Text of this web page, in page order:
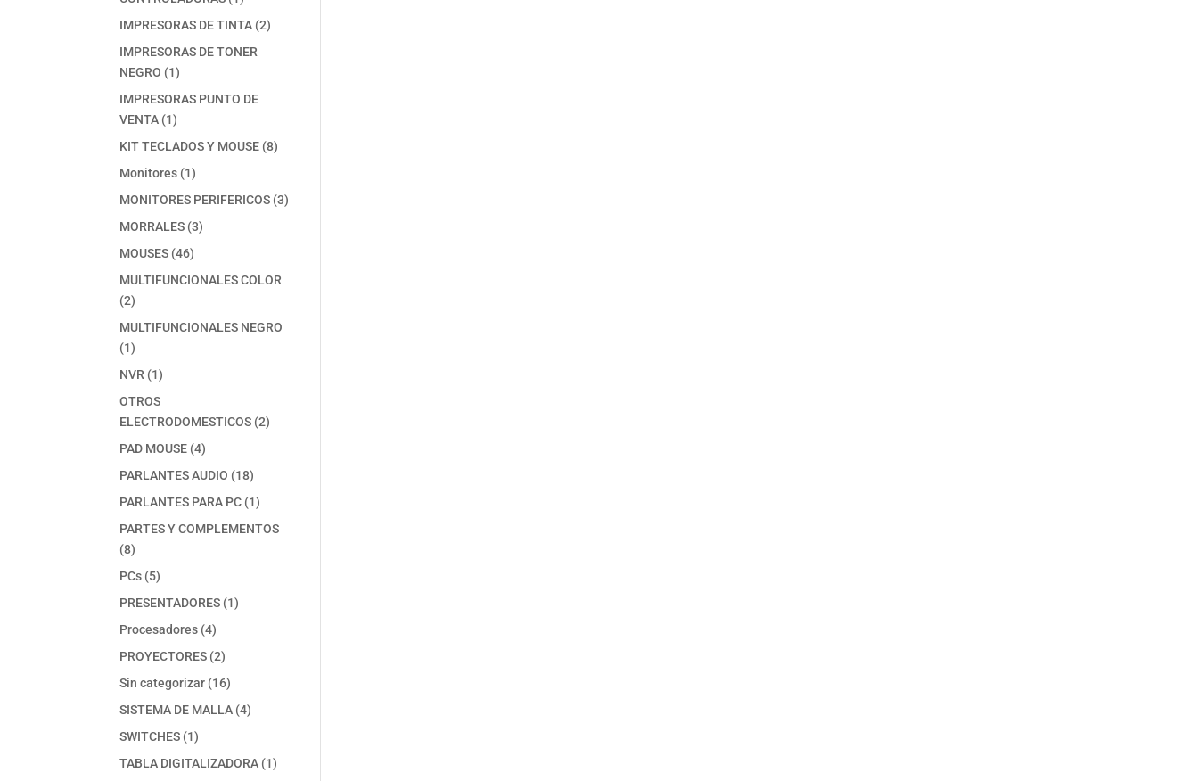
producto
IMPRESORAS DE TINTA 22
IMPRESORAS DE TONER
NEGRO
11
producto
IMPRESORAS PUNTO DE
VENTA 11
producto
KIT TECLADOS Y MOUSE 88
Monitores 11
producto
MONITORES PERIFERICOS 33
MORRALES 33
MOUSES 4646
productos
MULTIFUNCIONALES COLOR
22
productos
MULTIFUNCIONALES NEGRO
11
producto
NVR 11
producto
OTROS
ELECTRODOMESTICOS 22
PAD MOUSE 44
productos
PARLANTES AUDIO 1818
productos
PARLANTES PARA PC 11
producto
PARTES Y COMPLEMENTOS
88
productos
PCs 55
productos
PRESENTADORES 11
Procesadores 44
productos
PROYECTORES 22
productos
Sin categorizar 1616
productos
SISTEMA DE MALLA 44
SWITCHES 11
producto
TABLA DIGITALIZADORA 11